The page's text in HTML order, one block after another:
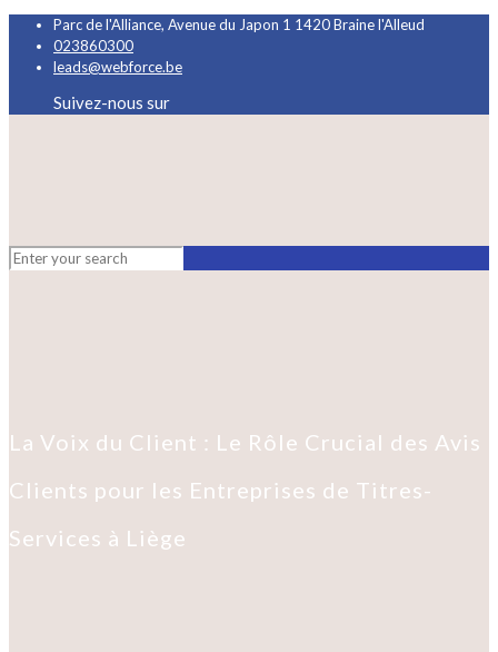
Parc de l'Alliance, Avenue du Japon 1 1420 Braine l'Alleud
023860300
leads@webforce.be
Suivez-nous sur
La Voix du Client : Le Rôle Crucial des Avis
Clients pour les Entreprises de Titres-
Services à Liège